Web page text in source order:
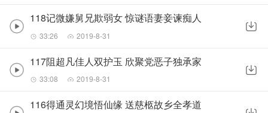
118记微嫌舅兄欺弱女 惊谜语妻妾谏痴人
33:26 2019-8-31
117阻超凡佳人双护玉 欣聚党恶子独承家
33:08 2019-8-31
116得通灵幻境悟仙缘 送慈柩故乡全孝道